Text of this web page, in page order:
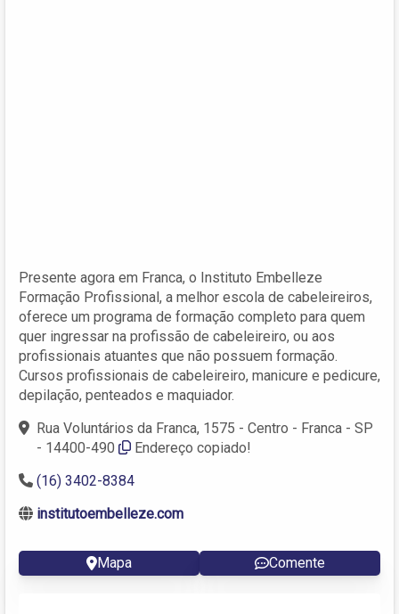
Presente agora em Franca, o Instituto Embelleze
Formação Profissional, a melhor escola de cabeleireiros,
oferece um programa de formação completo para quem
quer ingressar na profissão de cabeleireiro, ou aos
profissionais atuantes que não possuem formação.
Cursos profissionais de cabeleireiro, manicure e pedicure,
depilação, penteados e maquiador.
Rua Voluntários da Franca, 1575 - Centro - Franca - SP
- 14400-490
Endereço copiado!
(16) 3402-8384
institutoembelleze.com
Mapa Comente